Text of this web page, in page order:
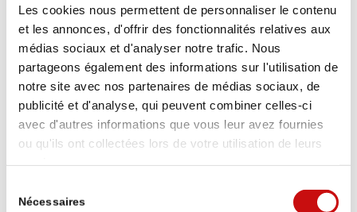
Les cookies nous permettent de personnaliser le contenu
et les annonces, d'offrir des fonctionnalités relatives aux
médias sociaux et d'analyser notre trafic. Nous
partageons également des informations sur l'utilisation de
notre site avec nos partenaires de médias sociaux, de
publicité et d'analyse, qui peuvent combiner celles-ci
avec d'autres informations que vous leur avez fournies
ou qu'ils ont collectées lors de votre utilisation de leurs
Nécessaires
28 octobre 2020 / dansSehenswürdigkeiten / par
barinformatik
Symbole de vigilance sur le Simplon, l’aigle se
dresse comme un monument aux soldats sur le col
du Simplon.
Château de Stockalper
14 août 2020 barinformatik